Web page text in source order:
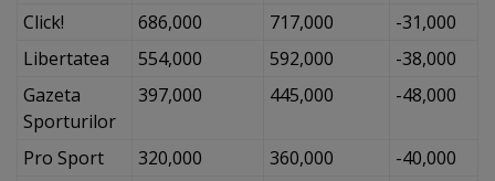
Click! 686,000 717,000
-31,000
Libertatea
554,000 592,000
-38,000
Gazeta
Sporturilor
397,000 445,000 -48,000
Pro Sport 320,000 360,000
-40,000